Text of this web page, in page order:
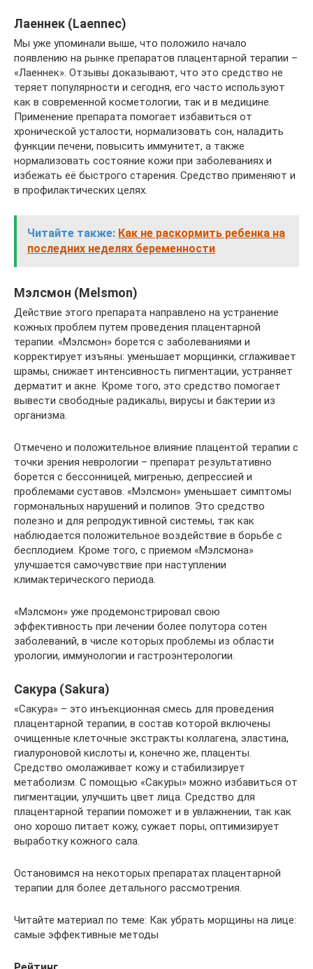
Лаеннек (Laennec)
Мы уже упоминали выше, что положило начало
появлению на рынке препаратов плацентарной терапии –
«Лаеннек». Отзывы доказывают, что это средство не
теряет популярности и сегодня, его часто используют
как в современной косметологии, так и в медицине.
Применение препарата помогает избавиться от
хронической усталости, нормализовать сон, наладить
функции печени, повысить иммунитет, а также
нормализовать состояние кожи при заболеваниях и
избежать её быстрого старения. Средство применяют и
в профилактических целях.
Читайте также: Как не раскормить ребенка на
последних неделях беременности
Мэлсмон (Melsmon)
Действие этого препарата направлено на устранение
кожных проблем путем проведения плацентарной
терапии. «Мэлсмон» борется с заболеваниями и
корректирует изъяны: уменьшает морщинки, сглаживает
шрамы, снижает интенсивность пигментации, устраняет
дерматит и акне. Кроме того, это средство помогает
вывести свободные радикалы, вирусы и бактерии из
организма.
Отмечено и положительное влияние плацентой терапии с
точки зрения неврологии – препарат результативно
борется с бессонницей, мигренью, депрессией и
проблемами суставов. «Мэлсмон» уменьшает симптомы
гормональных нарушений и полипов. Это средство
полезно и для репродуктивной системы, так как
наблюдается положительное воздействие в борьбе с
бесплодием. Кроме того, с приемом «Мэлсмона»
улучшается самочувствие при наступлении
климактерического периода.
«Мэлсмон» уже продемонстрировал свою
эффективность при лечении более полутора сотен
заболеваний, в числе которых проблемы из области
урологии, иммунологии и гастроэнтерологии.
Сакура (Sakura)
«Сакура» – это инъекционная смесь для проведения
плацентарной терапии, в состав которой включены
очищенные клеточные экстракты коллагена, эластина,
гиалуроновой кислоты и, конечно же, плаценты.
Средство омолаживает кожу и стабилизирует
метаболизм. С помощью «Сакуры» можно избавиться от
пигментации, улучшить цвет лица. Средство для
плацентарной терапии поможет и в увлажнении, так как
оно хорошо питает кожу, сужает поры, оптимизирует
выработку кожного сала.
Остановимся на некоторых препаратах плацентарной
терапии для более детального рассмотрения.
Читайте материал по теме: Как убрать морщины на лице:
самые эффективные методы